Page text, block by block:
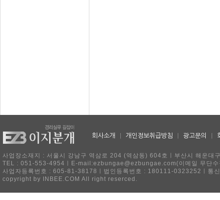
회사소개 개인정보취급방침 광고문의
사업장소재지 : 서울시 강남구 역삼로 204 (역삼동) 604호ㅣ부산시 해운
TEL : 051-553-4954ㅣE-mail:ezbungae@ezbungae.com(이메일 무단수
사업자등록번호 : 605-81-38178ㅣ법인등록번호 : 180111-0323252ㅣ통
copyright by INBEE.COM All right reserced.